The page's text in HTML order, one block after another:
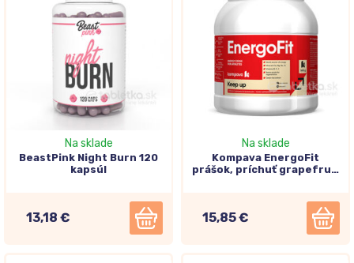
Na sklade
BeastPink Night Burn 120
kapsúl
13,18 €
Na sklade
Kompava EnergoFit
prášok, príchuť grapefruit
15,85 €